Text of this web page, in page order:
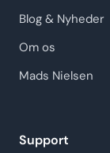
Blog & Nyheder
Om os
Mads Nielsen
Support